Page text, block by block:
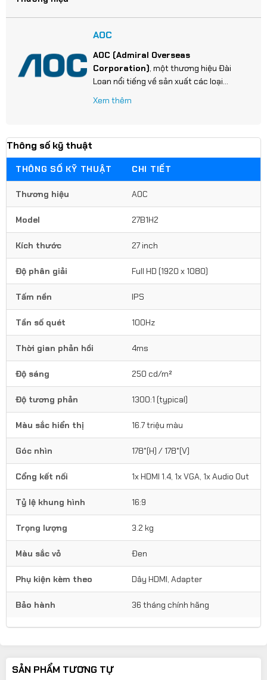
AOC
AOC (Admiral Overseas
Corporation), một thương hiệu Đài
Loan nổi tiếng về sản xuất các loại
Xem thêm
Thông số kỹ thuật
THÔNG SỐ KỸ THUẬT CHI TIẾT
Thương hiệu AOC
Model 27B1H2
Kích thước 27 inch
Độ phân giải Full HD (1920 x 1080)
Tấm nền IPS
Tần số quét 100Hz
Thời gian phản hồi 4ms
Độ sáng 250 cd/m²
Độ tương phản 1300:1 (typical)
Màu sắc hiển thị 16.7 triệu màu
Góc nhìn 178°(H) / 178°(V)
Cổng kết nối 1x HDMI 1.4, 1x VGA, 1x Audio Out
Tỷ lệ khung hình 16:9
Trọng lượng 3.2 kg
Màu sắc vỏ Đen
Phụ kiện kèm theo Dây HDMI, Adapter
Bảo hành 36 tháng chính hãng
SẢN PHẨM TƯƠNG TỰ